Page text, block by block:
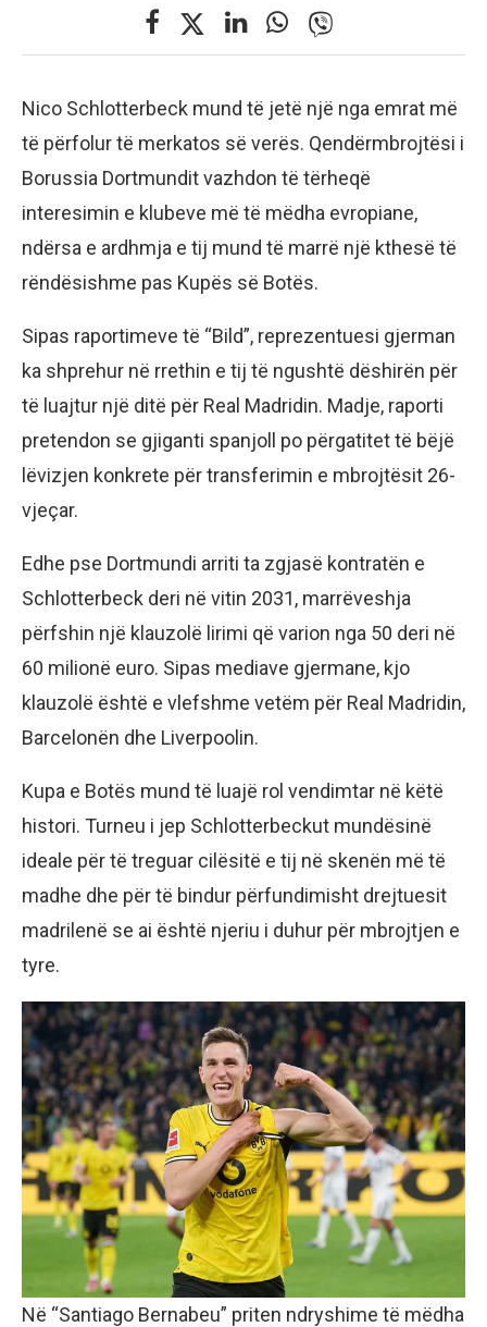
Nico Schlotterbeck mund të jetë një nga emrat më
të përfolur të merkatos së verës. Qendërmbrojtësi i
Borussia Dortmundit vazhdon të tërheqë
interesimin e klubeve më të mëdha evropiane,
ndërsa e ardhmja e tij mund të marrë një kthesë të
rëndësishme pas Kupës së Botës.
Sipas raportimeve të “Bild”, reprezentuesi gjerman
ka shprehur në rrethin e tij të ngushtë dëshirën për
të luajtur një ditë për Real Madridin. Madje, raporti
pretendon se gjiganti spanjoll po përgatitet të bëjë
lëvizjen konkrete për transferimin e mbrojtësit 26-
vjeçar.
Edhe pse Dortmundi arriti ta zgjasë kontratën e
Schlotterbeck deri në vitin 2031, marrëveshja
përfshin një klauzolë lirimi që varion nga 50 deri në
60 milionë euro. Sipas mediave gjermane, kjo
klauzolë është e vlefshme vetëm për Real Madridin,
Barcelonën dhe Liverpoolin.
Kupa e Botës mund të luajë rol vendimtar në këtë
histori. Turneu i jep Schlotterbeckut mundësinë
ideale për të treguar cilësitë e tij në skenën më të
madhe dhe për të bindur përfundimisht drejtuesit
madrilenë se ai është njeriu i duhur për mbrojtjen e
tyre.
Në “Santiago Bernabeu” priten ndryshime të mëdha